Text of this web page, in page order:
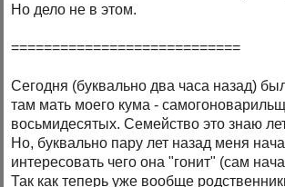
Но дело не в этом.
============================
Сегодня (буквально два часа назад)
там мать моего кума -
восьмидесятых. Семейство это знаю
Но, буквально пару лет назад меня
интересовать чего она "гонит" (сам
Так как теперь уже вообще